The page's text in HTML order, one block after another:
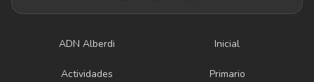
ADN Alberdi Inicial
Actividades Primario